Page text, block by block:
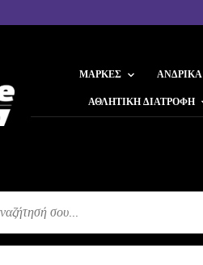
ΜΆΡΚΕΣ ΑΝΔΡΙΚΆ
ΑΘΛΗΤΙΚΉ ΔΙΑΤΡΟΦΉ